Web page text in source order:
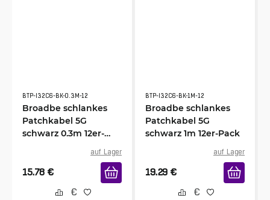
BTP-I32C6-BK-0.3M-12
Broadbe schlankes
Patchkabel 5G
schwarz 0.3m 12er-
auf Lager
15.78 €
BTP-I32C6-BK-1M-12
Broadbe schlankes
Patchkabel 5G
schwarz 1m 12er-Pack
auf Lager
19.29 €